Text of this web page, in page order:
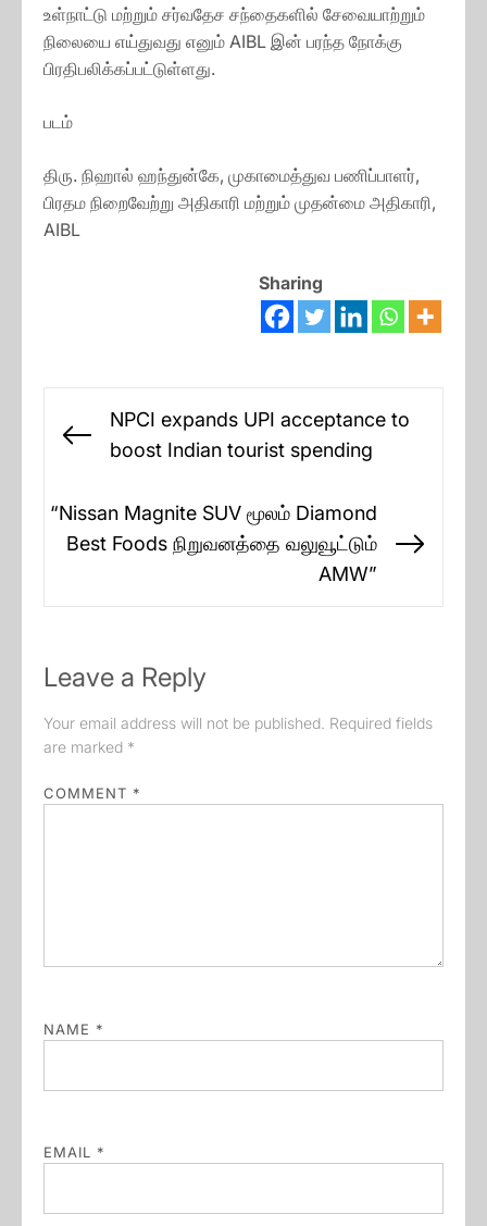
உள்நாட்டு மற்றும் சர்வதேச சந்தைகளில் சேவையாற்றும்
நிலையை எய்துவது எனும் AIBL இன் பரந்த நோக்கு
பிரதிபலிக்கப்பட்டுள்ளது.
படம்
திரு. நிஹால் ஹந்துன்கே, முகாமைத்துவ பணிப்பாளர்,
பிரதம நிறைவேற்று அதிகாரி மற்றும் முதன்மை அதிகாரி,
AIBL
Sharing
navigation
Previous
NPCI expands UPI acceptance to
boost Indian tourist spending
“Nissan Magnite SUV மூலம் Diamond
Best Foods நிறுவனத்தை வலுவூட்டும்
AMW”
Leave a Reply
Your email address will not be published. Required fields
are marked *
COMMENT *
NAME *
EMAIL *